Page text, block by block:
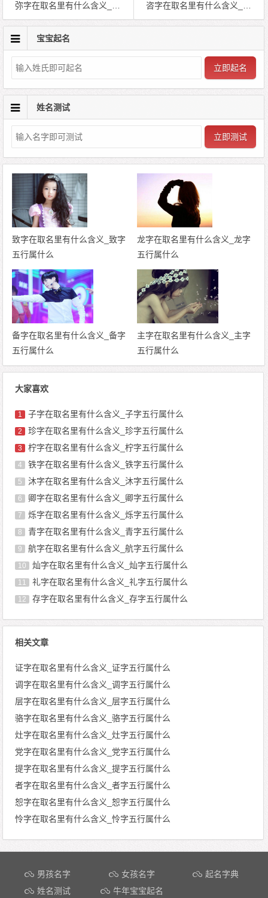
弥字在取名里有什么含义_弥字五行属什么
咨字在取名里有什么含义_咨字五行属什么
宝宝起名
立即起名
姓名测试
立即测试
致字在取名里有什么含义_致字
五行属什么
龙字在取名里有什么含义_龙字
五行属什么
备字在取名里有什么含义_备字
五行属什么
主字在取名里有什么含义_主字
五行属什么
大家喜欢
1 子字在取名里有什么含义_子字五行属什么
2 珍字在取名里有什么含义_珍字五行属什么
3 柠字在取名里有什么含义_柠字五行属什么
4 铁字在取名里有什么含义_铁字五行属什么
5 沐字在取名里有什么含义_沐字五行属什么
6 卿字在取名里有什么含义_卿字五行属什么
7 烁字在取名里有什么含义_烁字五行属什么
8 青字在取名里有什么含义_青字五行属什么
9 航字在取名里有什么含义_航字五行属什么
10 灿字在取名里有什么含义_灿字五行属什么
11 礼字在取名里有什么含义_礼字五行属什么
12 存字在取名里有什么含义_存字五行属什么
相关文章
证字在取名里有什么含义_证字五行属什么
调字在取名里有什么含义_调字五行属什么
层字在取名里有什么含义_层字五行属什么
骆字在取名里有什么含义_骆字五行属什么
灶字在取名里有什么含义_灶字五行属什么
党字在取名里有什么含义_党字五行属什么
提字在取名里有什么含义_提字五行属什么
者字在取名里有什么含义_者字五行属什么
恕字在取名里有什么含义_恕字五行属什么
怜字在取名里有什么含义_怜字五行属什么
文章导航
男孩名字 女孩名字
起名字典
姓名测试
牛年宝宝起名